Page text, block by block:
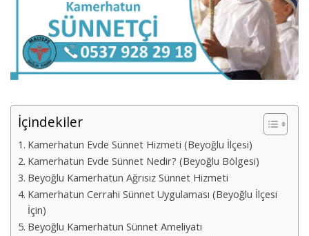
İçindekiler
Kamerhatun Evde Sünnet Hizmeti (Beyoğlu İlçesi)
Kamerhatun Evde Sünnet Nedir? (Beyoğlu Bölgesi)
Beyoğlu Kamerhatun Ağrısız Sünnet Hizmeti
Kamerhatun Cerrahi Sünnet Uygulaması (Beyoğlu İlçesi
İçin)
Beyoğlu Kamerhatun Sünnet Ameliyatı